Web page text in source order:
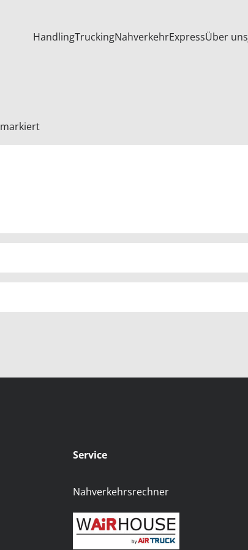
HandlingTruckingNahverkehrExpressÜber uns
markiert
Service
Nahverkehrsrechner